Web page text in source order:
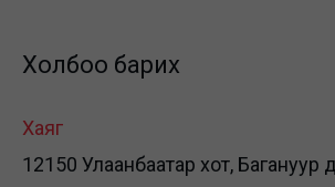
Холбоо барих
Хаяг
12150 Улаанбаатар хот, Багануур